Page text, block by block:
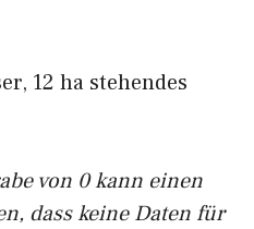
12 ha stehendes
von 0 kann einen
dass keine Daten für